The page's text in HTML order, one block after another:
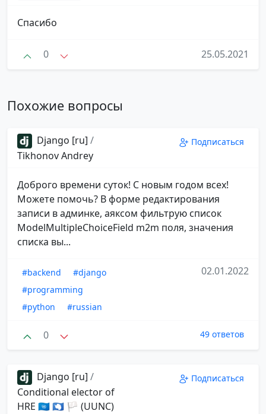
Спасибо
0 25.05.2021
Похожие вопросы
Django [ru] /
Tikhonov Andrey
Подписаться
Доброго времени суток! С новым годом всех!
Можете помочь? В форме редактирования
записи в админке, аяксом фильтрую список
ModelMultipleChoiceField m2m поля, значения
списка вы...
#backend
#django
#programming
#python
#russian
02.01.2022
0 49 ответов
Django [ru] /
Conditional elector of
HRE 🇺🇳 🇦🇶 🏳 (UUNC)
Подписаться